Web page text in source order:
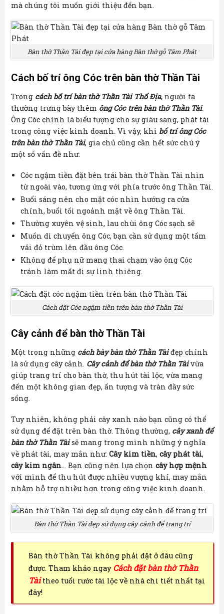
mà chúng tôi muốn giới thiệu đến bạn.
Bàn thờ Thần Tài đẹp tại cửa hàng Bàn thờ gỗ Tâm Phát
Cách bố trí ông Cóc trên bàn thờ Thần Tài
Trong cách bố trí bàn thờ Thần Tài Thổ Địa, người ta
thường trưng bày thêm ông Cóc trên bàn thờ Thần Tài.
Ông Cóc chính là biểu tượng cho sự giàu sang, phát tài
trong công việc kinh doanh. Vì vậy, khi bố trí ông Cóc
trên bàn thờ Thần Tài, gia chủ cũng cần hết sức chú ý
một số vấn đề như:
Cóc ngậm tiền đặt bên trái bàn thờ Thần Tài nhìn
từ ngoài vào, tương ứng với phía trước ông Thần Tài.
Buổi sáng nên cho mặt cóc nhìn hướng ra cửa
chính, buổi tối ngoảnh mặt về ông Thần Tài.
Thường xuyên vệ sinh, lau chùi ông Cóc sạch sẽ
Muốn di chuyển ông Cóc, bạn cần sử dụng một tấm
vải đỏ trùm lên đầu ông Cóc.
Không để phụ nữ mang thai chạm vào ông Cóc
tránh làm mất đi sự linh thiêng.
Cách đặt Cóc ngậm tiền trên bàn thờ Thần Tài
Cây cảnh để bàn thờ Thần Tài
Một trong những cách bày bàn thờ Thần Tàiđẹp chính
là sử dụng cây cảnh. Cây cảnh để bàn thờ Thần Tàivừa
giúp trang trí cho bàn thờ, thu hút tài lộc, vừa mang
đến một không gian đẹp, ấn tượng và tràn đầy sức
sống.
Tuy nhiên, không phải cây xanh nào bạn cũng có thể
sử dụng để đặt trên bàn thờ. Thông thường, cây xanh để
bàn thờ Thần Tàisẽ mang trong mình những ý nghĩa
về phát tài, may mắn như: Cây kim tiền, cây phát tài,
cây kim ngân… Bạn cũng nên lựa chọn cây hợp mệnh
với mình để thu hút được nhiều vượng khí, may mắn
nhằm hỗ trợ nhiều hơn trong công việc kinh doanh.
Bàn thờ Thần Tài dẹp sử dụng cây cảnh để trang trí
Bàn thờ Thần Tài không phải đặt ở đâu cũng
được. Tham khảo ngay Cách đặt bàn thờ Thần
Tàitheo tuổi rước tài lộc về nhà chi tiết nhất tại
đây!